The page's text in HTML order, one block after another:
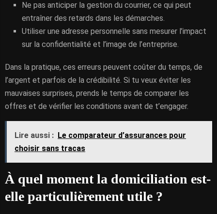
Ne pas anticiper la gestion du courrier, ce qui peut
entraîner des retards dans les démarches.
Utiliser une adresse personnelle sans mesurer l’impact
sur la confidentialité et l’image de l’entreprise.
Dans la pratique, ces erreurs peuvent coûter du temps, de
l’argent et parfois de la crédibilité. Si tu veux éviter les
mauvaises surprises, prends le temps de comparer les
offres et de vérifier les conditions avant de t’engager.
Lire aussi : Le comparateur d’assurances pour
choisir sans tracas
À quel moment la domiciliation est-
elle particulièrement utile ?